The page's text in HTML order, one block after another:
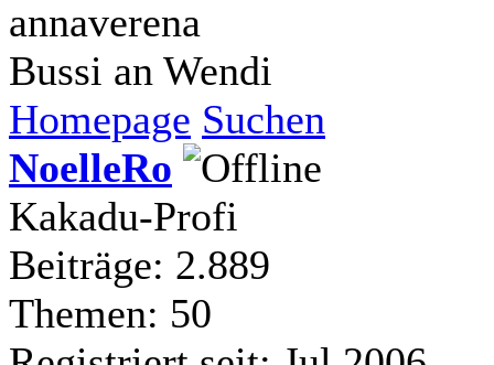
annaverena
Bussi an Wendi
Homepage Suchen
NoelleRo
Kakadu-Profi
Beiträge: 2.889
Themen: 50